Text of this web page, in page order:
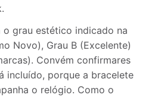
o grau estético indicado na
Novo), Grau B (Excelente)
Convém confirmares
incluído, porque a bracelete
o relógio. Como o